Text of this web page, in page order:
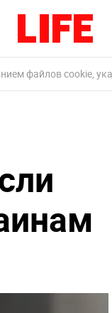
файлов cookie,